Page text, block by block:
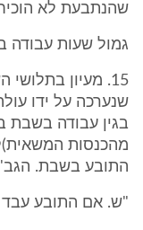
שהנתבעת לא
גמול שעות עבודה
15. מעיון
שנערכה על ידו
מהכנסות
התובע בשבת.
"ש. אם התובע